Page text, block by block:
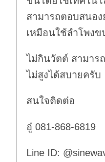
สามารถตอบสนอง
เหมือนใช้ลำโพง
ไม่กินวัตต์ สามาร
ไม่สูงได้สบายครับ
สนใจติดต่อ
อู๋ 081-868-6819
Line ID: